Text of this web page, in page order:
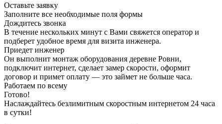
Оставьте заявку
Заполните все необходимые поля формы
Дождитесь звонка
В течение нескольких минут с Вами свяжется оператор и
подберет удобное время для визита инженера.
Приедет инженер
Он выполнит монтаж оборудования деревне Ровни,
подключит интернет, сделает замер скорости, оформит
договор и примет оплату — это займет не больше часа.
Работаем по всему
Готово!
Наслаждайтесь безлимитным скоростным интернетом 24 часа
в сутки!